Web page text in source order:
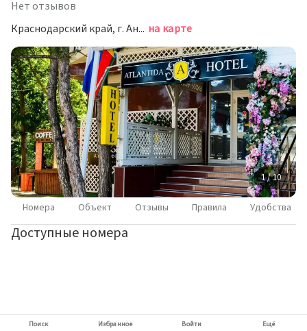
Нет отзывов
Краснодарский край, г. Анапа, Кордонный пер., д. 1 корп. И на карте
1 / 10
Номера Объект Отзывы Правила Удобства
Доступные номера
Поиск Избранное Войти Ещё